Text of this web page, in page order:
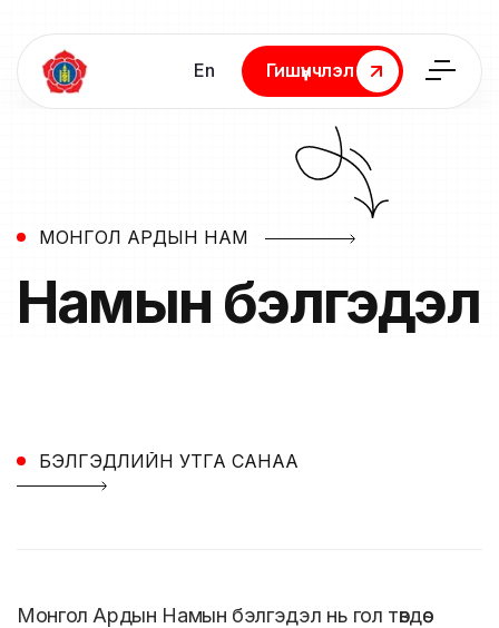
En
Гишүүнчлэл
Гишүүнчлэл
МОНГОЛ АРДЫН НАМ
Намын бэлгэдэл
БЭЛГЭДЛИЙН УТГА САНАА
Монгол Ардын Намын бэлгэдэл нь гол төвдөө